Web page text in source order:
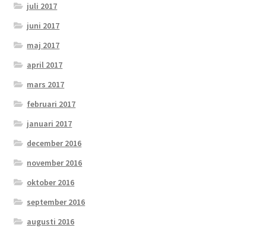
juli 2017
juni 2017
maj 2017
april 2017
mars 2017
februari 2017
januari 2017
december 2016
november 2016
oktober 2016
september 2016
augusti 2016